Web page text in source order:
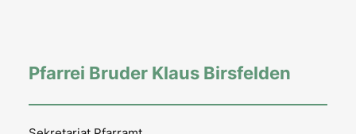
Pfarrei Bruder Klaus Birsfelden